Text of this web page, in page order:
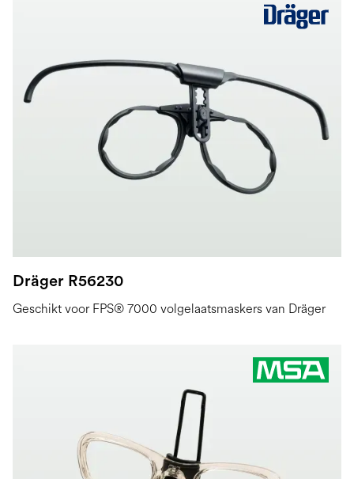
Dräger R56230
Geschikt voor FPS® 7000 volgelaatsmaskers van Dräger